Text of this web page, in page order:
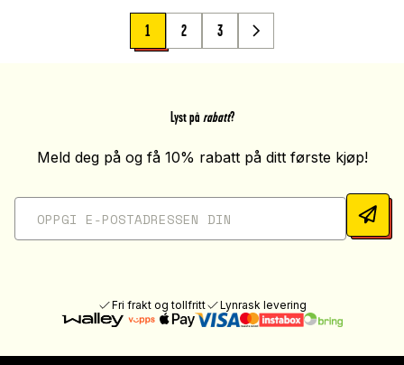
1 2 3
Lyst på rabatt?
Meld deg på og få 10% rabatt på ditt første kjøp!
Fri frakt og tollfritt Lynrask levering